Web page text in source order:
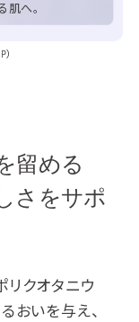
肌へ。
留める
さをサポ
リクオタニウ
おいを与え、